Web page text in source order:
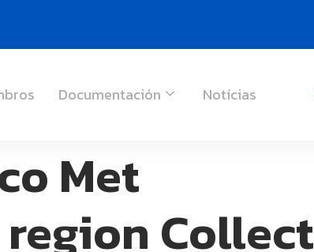
Documentación Notícias
Met
Collect